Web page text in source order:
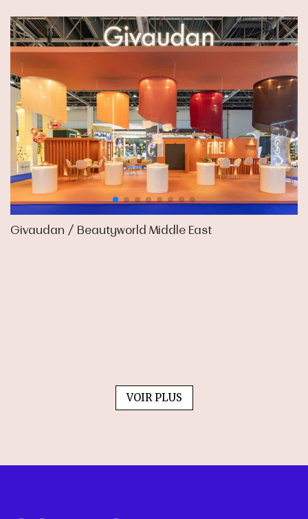
Givaudan / Beautyworld Middle East
Mylan / Across France
VOIR PLUS